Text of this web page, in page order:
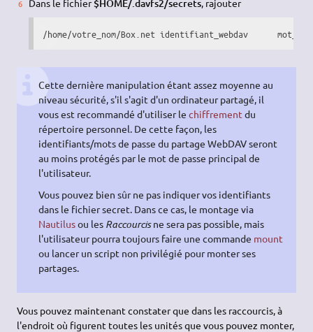
Dans le fichier$HOME/.davfs2/secrets, rajouter
/home/votre_nom/
Cette dernière manipulation étant assez moyenne au
niveau sécurité, s'il s'agit d'un ordinateur partagé, il
vous est recommandé d'utiliser le chiffrement du
répertoire personnel. De cette façon, les
identifiants/mots de passe du partage WebDAV seront
au moins protégés par le mot de passe principal de
l'utilisateur.
Vous pouvez bien sûr ne pas indiquer vos identifiants
dans le fichier secret. Dans ce cas, le montage via
Nautilusou les Raccourcisne sera pas possible, mais
l'utilisateur pourra toujours faire une commande mount
ou lancer un script non privilégié pour monter ses
partages.
Vous pouvez maintenant constater que dans les raccourcis, à
l'endroit où figurent toutes les unités que vous pouvez monter,